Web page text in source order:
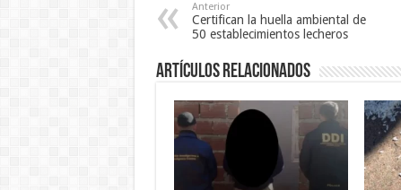
Anterior
Certifican la huella ambiental de
50 establecimientos lecheros
Artículos Relacionados